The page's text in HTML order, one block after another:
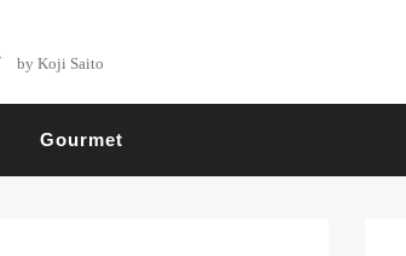
by Koji Saito
Gourmet